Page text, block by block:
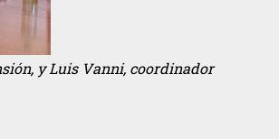
y Luis Vanni, coordinador